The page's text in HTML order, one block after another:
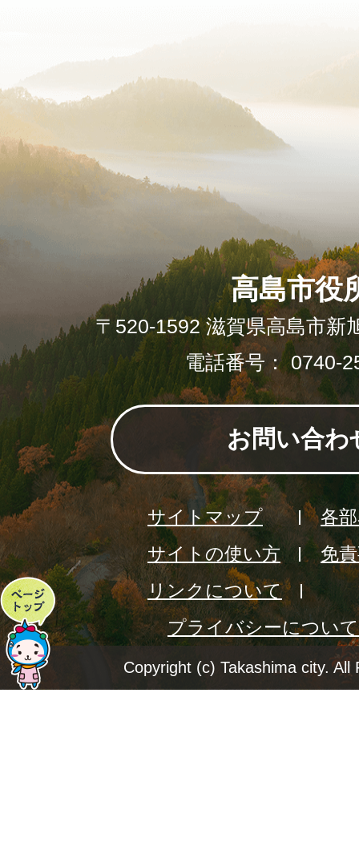
ペ
ー
ジ
高島市役
〒520-1592 滋賀県高島市新
電話番号： 0740-
お問い合わ
サイトマップ
各
サイトの使い方
免
リンクについて
プライバシーについて
Copyright (c) Takashima city. All